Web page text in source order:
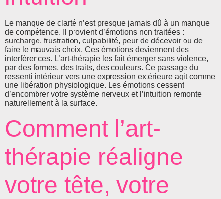
Le manque de clarté n’est presque jamais dû à un manque
de compétence. Il provient d’émotions non traitées :
surcharge, frustration, culpabilité, peur de décevoir ou de
faire le mauvais choix. Ces émotions deviennent des
interférences. L’art-thérapie les fait émerger sans violence,
par des formes, des traits, des couleurs. Ce passage du
ressenti intérieur vers une expression extérieure agit comme
une libération physiologique. Les émotions cessent
d’encombrer votre système nerveux et l’intuition remonte
naturellement à la surface.
Comment l’art-
thérapie réaligne
votre tête, votre